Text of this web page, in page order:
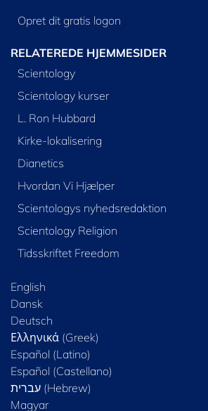
Opret dit gratis logon
RELATEREDE HJEMMESIDER
Scientology
Scientology kurser
L. Ron Hubbard
Kirke-lokalisering
Dianetics
Hvordan Vi Hjælper
Scientologys nyhedsredaktion
Scientology Religion
Tidsskriftet Freedom
English
Dansk
Deutsch
Ελληνικά (Greek)
Español (Latino)
Español (Castellano)
Magyar